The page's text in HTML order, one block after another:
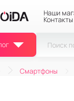
Наши
Контакты
Смартфоны